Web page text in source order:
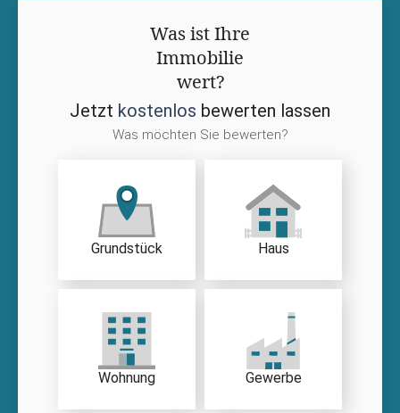
Was ist Ihre
Immobilie
wert?
Jetzt kostenlos bewerten lassen
Was möchten Sie bewerten?
Grundstück Haus
Wohnung Gewerbe